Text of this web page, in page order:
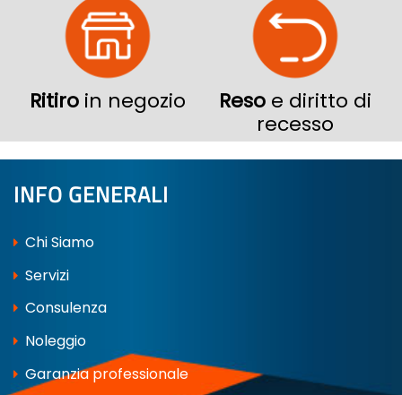
Ritiro in negozio Resoe diritto di
recesso
INFO GENERALI
Chi Siamo
Servizi
Consulenza
Noleggio
Garanzia professionale